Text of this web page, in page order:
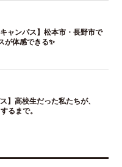
ャンパス】松本市・長野市で
が体感できる✨
】高校生だった私たちが、
るまで。